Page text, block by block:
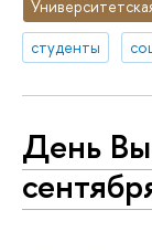
студенты
День